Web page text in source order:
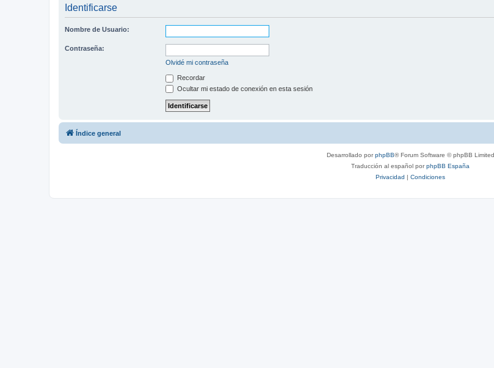
Identificarse
Nombre de Usuario:
Contraseña:
Olvidé mi contraseña
Recordar
Ocultar mi estado de conexión en esta sesión
Índice general
Desarrollado porphpBB® Forum Software © phpBB Limited
Traducción al español porphpBB España
Privacidad
Condiciones